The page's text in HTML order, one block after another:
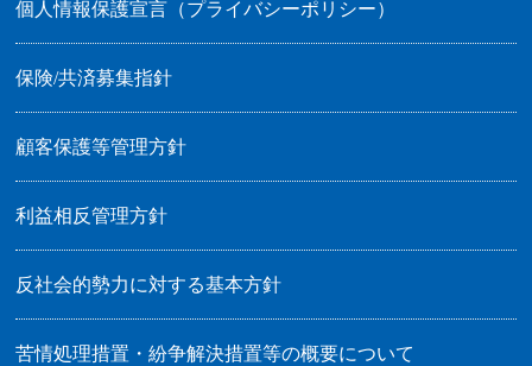
個人情報保護宣言（プライバシーポリシー）
保険/共済募集指針
顧客保護等管理方針
利益相反管理方針
反社会的勢力に対する基本方針
苦情処理措置・紛争解決措置等の概要について